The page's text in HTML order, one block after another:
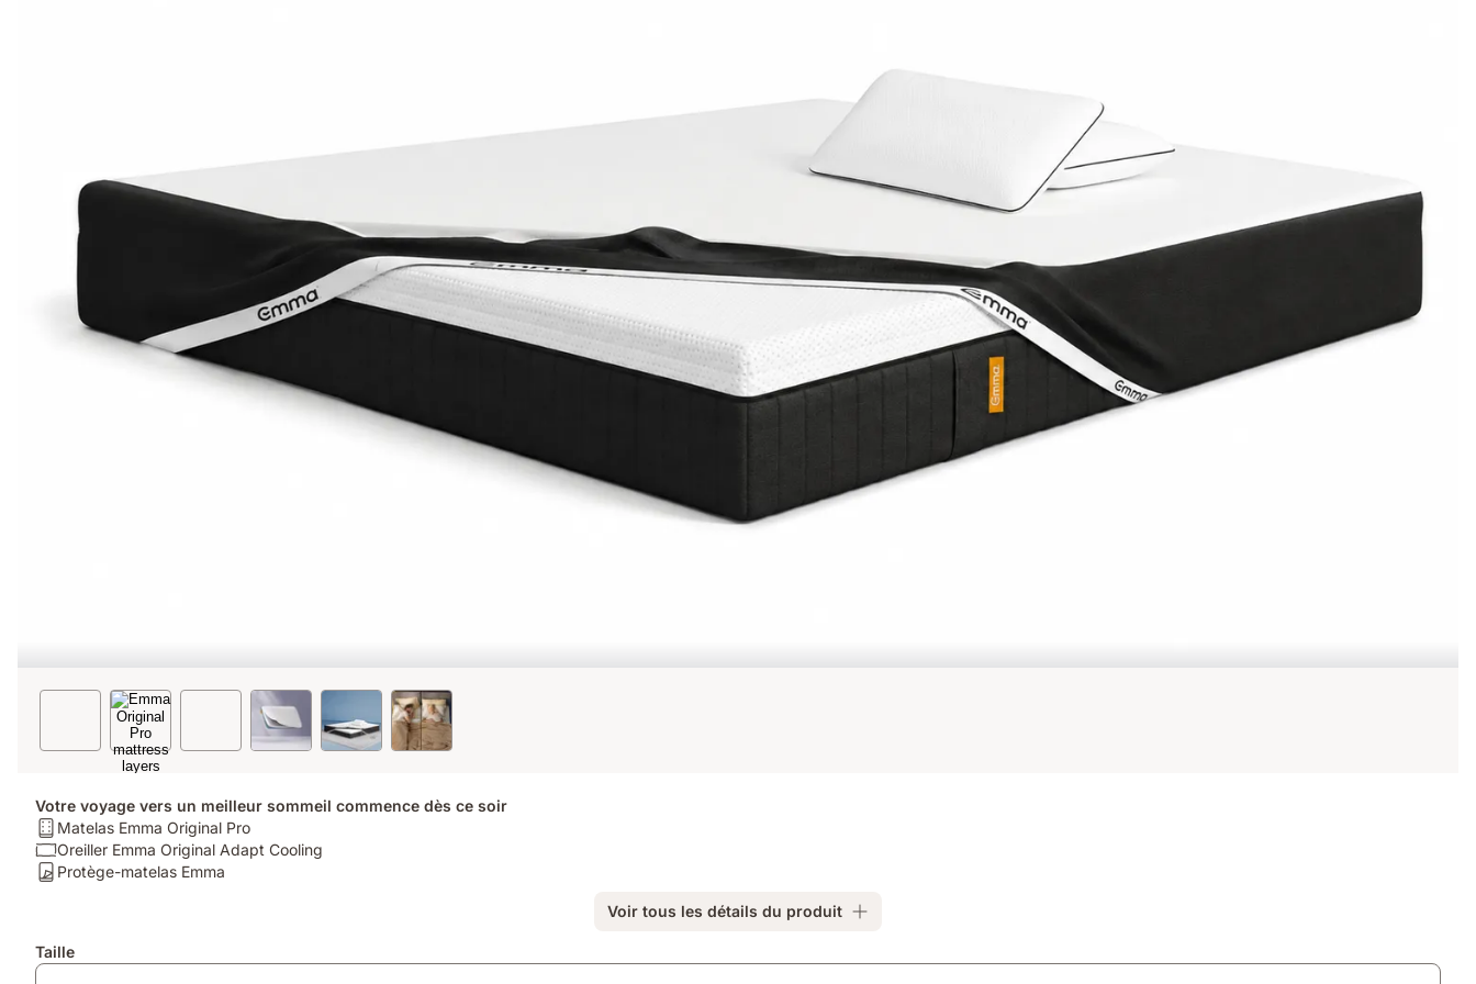
Votre voyage vers un meilleur sommeil commence dès ce soir
Matelas:
Matelas
Emma
Matelas Emma Original Pro
Oreiller:
Oreiller
Cooling
Oreiller Emma Original Adapt Cooling
Protège-
Emma
Protège-matelas Emma
Voir tous les détails du produit
Produits
supplémentaires
Taille